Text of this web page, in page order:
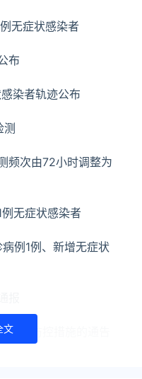
无症状感染者
布
染者轨迹公布
频次由72小时调整为
无症状感染者
例1例、新增无症状
疫情防控措施的通告
文